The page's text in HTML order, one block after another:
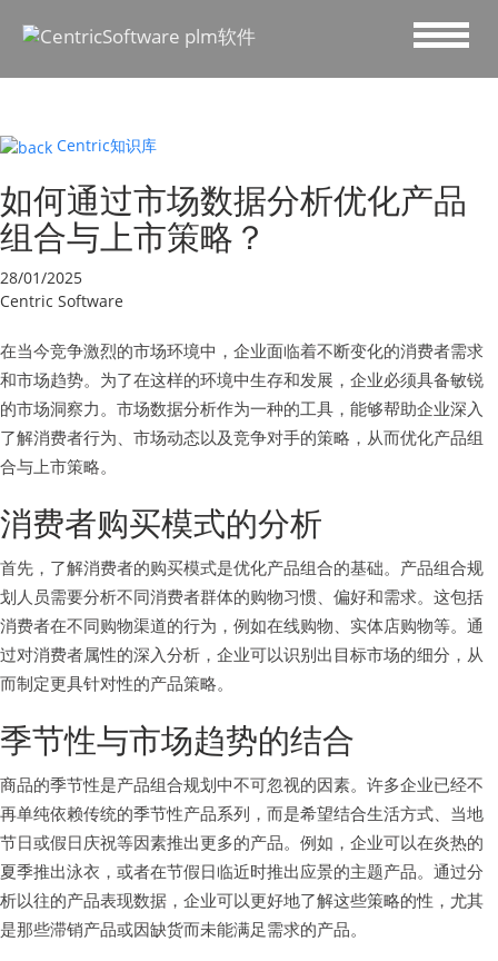
Centric知识库
如何通过市场数据分析优化产品
组合与上市策略？
28/01/2025
Centric Software
在当今竞争激烈的市场环境中，企业面临着不断变化的消费者需求
和市场趋势。为了在这样的环境中生存和发展，企业必须具备敏锐
的市场洞察力。市场数据分析作为一种的工具，能够帮助企业深入
了解消费者行为、市场动态以及竞争对手的策略，从而优化产品组
合与上市策略。
消费者购买模式的分析
首先，了解消费者的购买模式是优化产品组合的基础。产品组合规
划人员需要分析不同消费者群体的购物习惯、偏好和需求。这包括
消费者在不同购物渠道的行为，例如在线购物、实体店购物等。通
过对消费者属性的深入分析，企业可以识别出目标市场的细分，从
而制定更具针对性的产品策略。
季节性与市场趋势的结合
商品的季节性是产品组合规划中不可忽视的因素。许多企业已经不
再单纯依赖传统的季节性产品系列，而是希望结合生活方式、当地
节日或假日庆祝等因素推出更多的产品。例如，企业可以在炎热的
夏季推出泳衣，或者在节假日临近时推出应景的主题产品。通过分
析以往的产品表现数据，企业可以更好地了解这些策略的性，尤其
是那些滞销产品或因缺货而未能满足需求的产品。